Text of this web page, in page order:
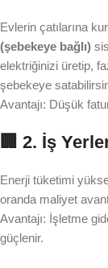
Evlerin çatılarına
(şebekeye bağlı)
elektriğinizi üretip,
şebekeye
Avantajı: Düşük
🏢 2. İş
Enerji tüketimi
oranda maliyet
Avantajı: İşletme
güçlenir.